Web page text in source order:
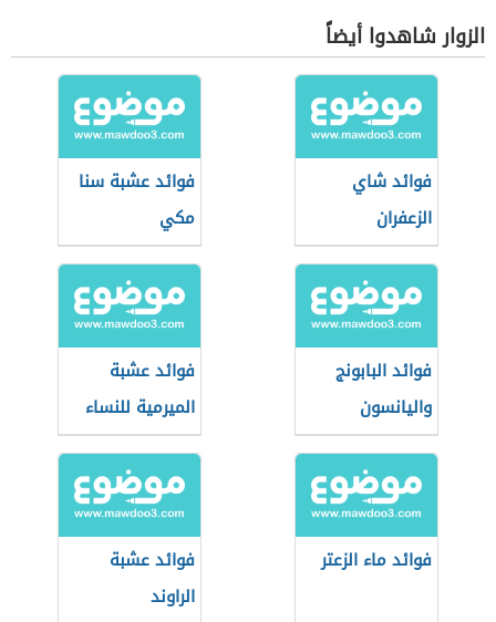
الزوار شاهدوا أيضاً
فوائد شاي
الزعفران
فوائد عشبة سنا
مكي
فوائد البابونج
واليانسون
فوائد عشبة
الميرمية للنساء
فوائد ماء الزعتر
فوائد عشبة
الراوند